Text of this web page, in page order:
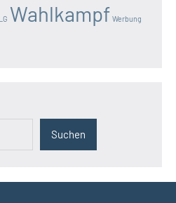
Wahlkampf Werbung
Suchen